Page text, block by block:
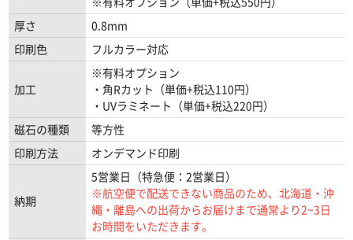
厚さ
0.8mm
印刷色
フルカラー対応
加工
※有料オプション
・角Rカット（単価+税込110円）
・UVラミネート（単価+税込220円）
磁石の種類
等方性
印刷方法
オンデマンド印刷
納期
5営業日（特急便：2営業日）
※航空便で配送できない商品のため、北海道・沖
縄・離島への出荷からお届けまで通常より2~3日
お時間をいただきます。